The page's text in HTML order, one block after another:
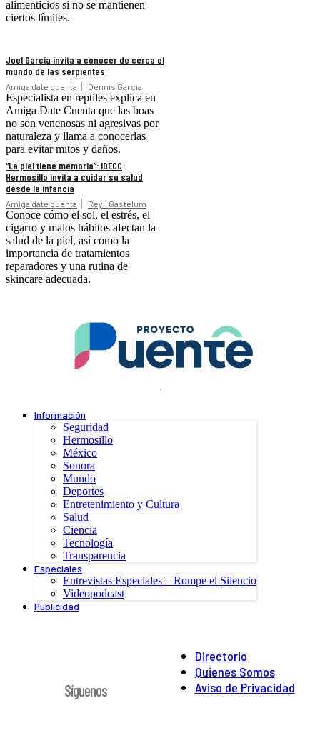
alimenticios si no se mantienen
ciertos límites.
Joel García invita a conocer de cerca el
mundo de las serpientes
Amiga date cuenta Dennis Garcia
Especialista en reptiles explica en
Amiga Date Cuenta que las boas
no son venenosas ni agresivas por
naturaleza y llama a conocerlas
para evitar mitos y daños.
“La piel tiene memoria”: IDECC
Hermosillo invita a cuidar su salud
desde la infancia
Amiga date cuenta Reyli Gastelum
Conoce cómo el sol, el estrés, el
cigarro y malos hábitos afectan la
salud de la piel, así como la
importancia de tratamientos
reparadores y una rutina de
skincare adecuada.
.
Información
Seguridad
Hermosillo
México
Sonora
Mundo
Deportes
Entretenimiento y Cultura
Salud
Ciencia
Tecnología
Transparencia
Especiales
Entrevistas Especiales – Rompe el Silencio
Videopodcast
Publicidad
Directorio
Quienes Somos
Aviso de Privacidad
Síguenos